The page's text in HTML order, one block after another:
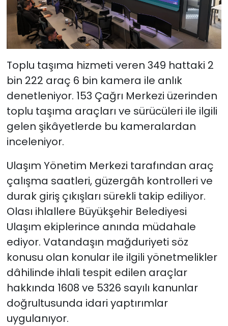
Toplu taşıma hizmeti veren 349 hattaki 2
bin 222 araç 6 bin kamera ile anlık
denetleniyor. 153 Çağrı Merkezi üzerinden
toplu taşıma araçları ve sürücüleri ile ilgili
gelen şikâyetlerde bu kameralardan
inceleniyor.
Ulaşım Yönetim Merkezi tarafından araç
çalışma saatleri, güzergâh kontrolleri ve
durak giriş çıkışları sürekli takip ediliyor.
Olası ihlallere Büyükşehir Belediyesi
Ulaşım ekiplerince anında müdahale
ediyor. Vatandaşın mağduriyeti söz
konusu olan konular ile ilgili yönetmelikler
dâhilinde ihlali tespit edilen araçlar
hakkında 1608 ve 5326 sayılı kanunlar
doğrultusunda idari yaptırımlar
uygulanıyor.